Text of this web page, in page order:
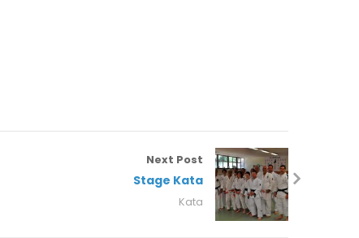
Next Post
Stage Kata
Kata